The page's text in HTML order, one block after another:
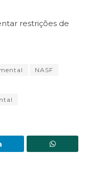
restrições de
NASF